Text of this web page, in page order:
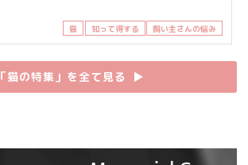
猫 知って得する 飼い主さんの悩み
「猫の特集」を全て見る ▶︎